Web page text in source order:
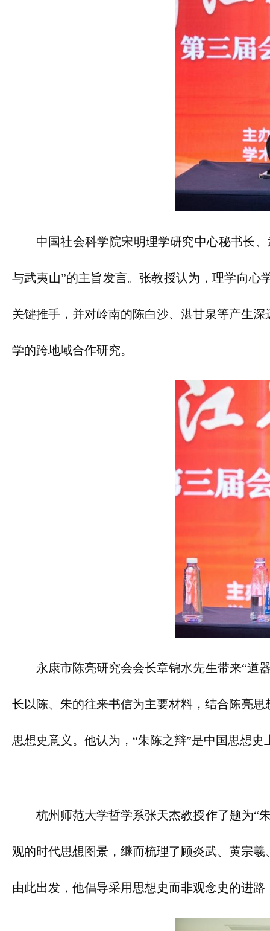
中国社会科学院宋明理学研究中心秘书长
与武夷山”的主旨发言。张教授认为，理学向
关键推手，并对岭南的陈白沙、湛甘泉等产生
学的跨地域合作研究。
永康市陈亮研究会会长章锦水先生带来“
长以陈、朱的往来书信为主要材料，结合陈亮
思想史意义。他认为，“朱陈之辩”是中国思想
杭州师范大学哲学系张天杰教授作了题为“
观的时代思想图景，继而梳理了顾炎武、黄宗
由此出发，他倡导采用思想史而非观念史的进